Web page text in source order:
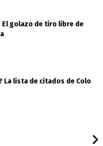
El golazo de tiro libre de
La lista de citados de Colo